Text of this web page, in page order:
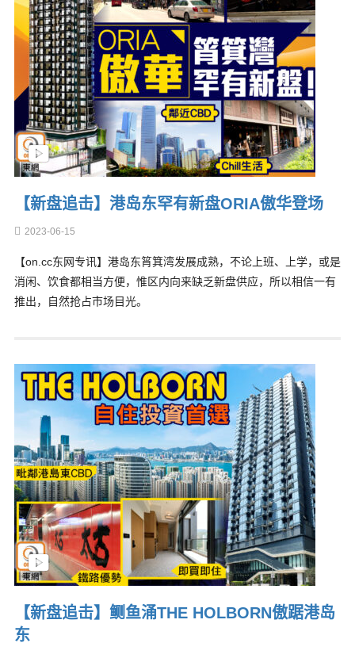
【新盘追击】港岛东罕有新盘ORIA傲华登场
2023-06-15
【on.cc东网专讯】港岛东筲箕湾发展成熟，不论上班、上学，或是
消闲、饮食都相当方便，惟区内向来缺乏新盘供应，所以相信一有
推出，自然抢占市场目光。
【新盘追击】鲗鱼涌THE HOLBORN傲踞港岛
东